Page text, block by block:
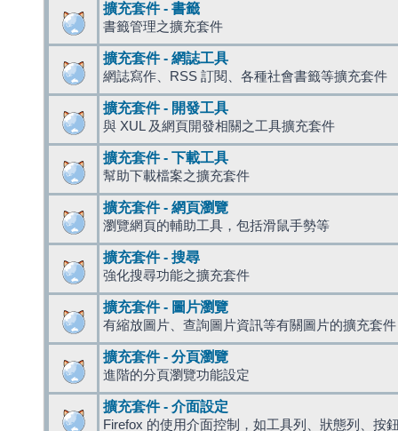
擴充套件 - 書籤
書籤管理之擴充套件
擴充套件 - 網誌工具
網誌寫作、RSS 訂閱、各種社會書籤等擴充套件
擴充套件 - 開發工具
與 XUL 及網頁開發相關之工具擴充套件
擴充套件 - 下載工具
幫助下載檔案之擴充套件
擴充套件 - 網頁瀏覽
瀏覽網頁的輔助工具，包括滑鼠手勢等
擴充套件 - 搜尋
強化搜尋功能之擴充套件
擴充套件 - 圖片瀏覽
有縮放圖片、查詢圖片資訊等有關圖片的擴充套件
擴充套件 - 分頁瀏覽
進階的分頁瀏覽功能設定
擴充套件 - 介面設定
Firefox 的使用介面控制，如工具列、狀態列、按